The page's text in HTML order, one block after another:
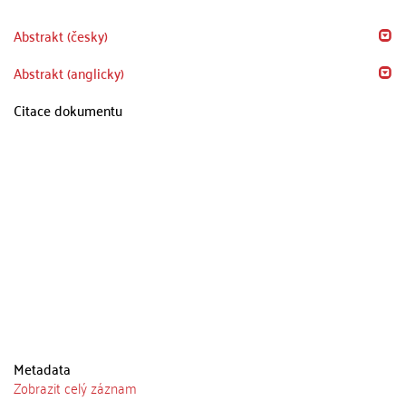
Abstrakt (česky)
Abstrakt (anglicky)
Citace dokumentu
Metadata
Zobrazit celý záznam